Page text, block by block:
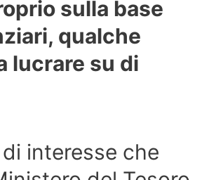
sulla base
qualche
lucrare su di
interesse che